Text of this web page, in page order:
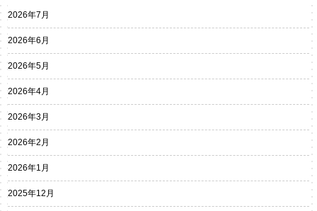
2026年7月
2026年6月
2026年5月
2026年4月
2026年3月
2026年2月
2026年1月
2025年12月